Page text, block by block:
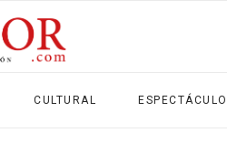
CULTURAL